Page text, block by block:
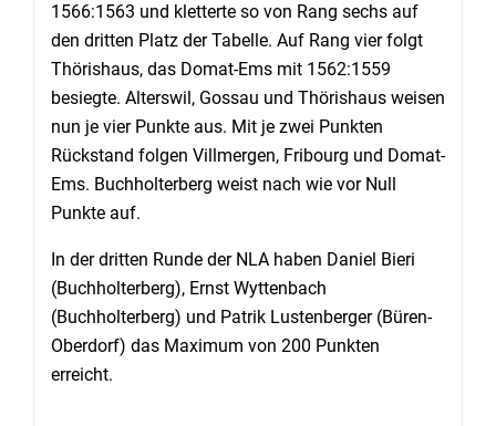
1566:1563 und kletterte so von Rang sechs auf
den dritten Platz der Tabelle. Auf Rang vier folgt
Thörishaus, das Domat-Ems mit 1562:1559
besiegte. Alterswil, Gossau und Thörishaus weisen
nun je vier Punkte aus. Mit je zwei Punkten
Rückstand folgen Villmergen, Fribourg und Domat-
Ems. Buchholterberg weist nach wie vor Null
Punkte auf.
In der dritten Runde der NLA haben Daniel Bieri
(Buchholterberg), Ernst Wyttenbach
(Buchholterberg) und Patrik Lustenberger (Büren-
Oberdorf) das Maximum von 200 Punkten
erreicht.